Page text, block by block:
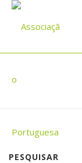
EMANUEL
PESQUISAR